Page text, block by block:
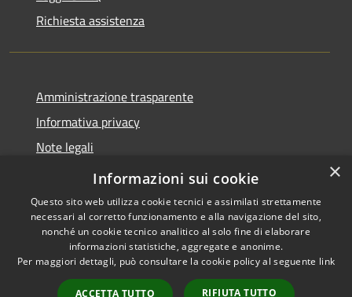
Richiesta assistenza
Amministrazione trasparente
Informativa privacy
Note legali
Dichiarazione di accessibilità
Accessibilità
Copyright © 2026 • Comune di
Valbondione • Powered by
Municipium• Accesso
×
Informazioni sui cookie
Questo sito web utilizza cookie tecnici e assimilati strettamente
necessari al corretto funzionamento e alla navigazione del sito,
nonché un cookie tecnico analitico al solo fine di elaborare
informazioni statistiche, aggregate e anonime.
Per maggiori dettagli, può consultare la cookie policy al seguente link
ACCETTA TUTTO RIFIUTA TUTTO